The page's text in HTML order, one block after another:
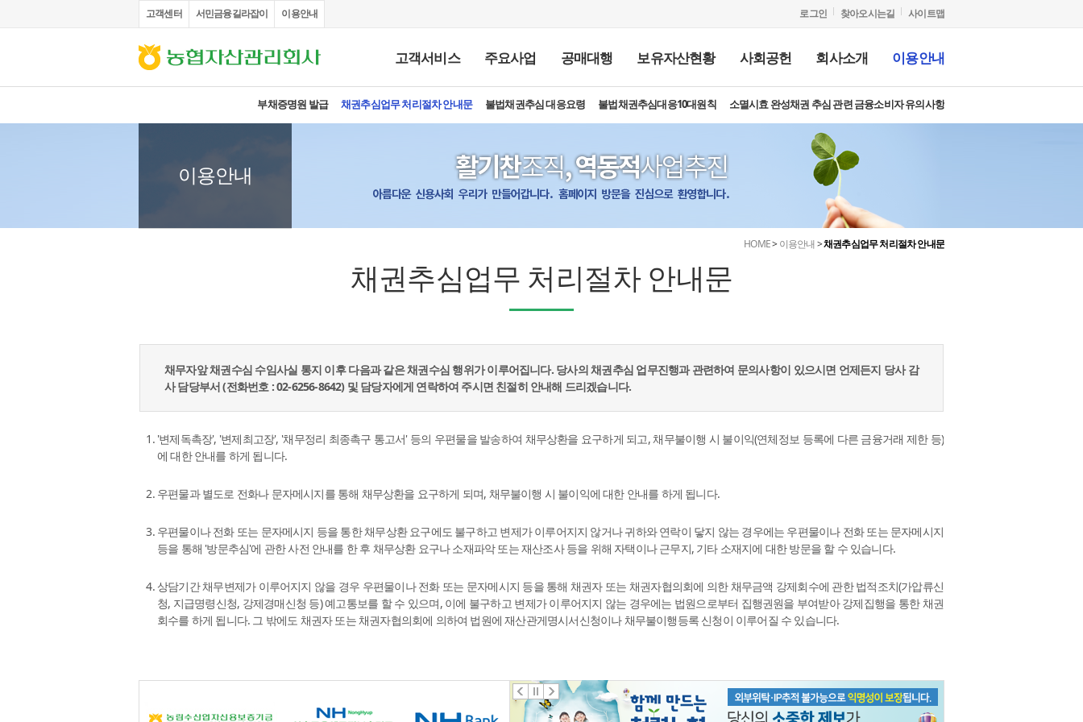
고객센터 서민금융길라잡이 이용안내 로그인 찾아오시는길 사이트맵
고객서비스
FAQ 고객의 소리
주요사업
개요 채권추심 부실자산 인수 임대차조사 재산조사
공매대행
공매업무 금차공매안내 공매결과 매각위임 절차안내 입찰절차 및 유의사항
보유자산현황
경매 공매 추천물건
사회공헌
공지사항 사회공헌활동 보도자료
회사소개
인사말 설립목적 및 비전 연혁 조직도 지사무소 소개 찾아오시는길 채용정보 윤리경영 안전보건 서민금융길라잡이
이용안내
부채증명원 발급 채권추심업무 처리절차 안내문 불법채권추심 대응요령 불법채권추심대응10대원칙 소멸시효 완성채권 추심 관련 금융소비자 유의사항
이용안내
HOME>이용안내>채권추심업무 처리절차 안내문
채권추심업무 처리절차 안내문
채무자앞 채권수심 수임사실 통지 이후 다음과 같은 채권수심 행위가 이루어집니다. 당사의 채권추심 업무진행과 관련하여 문의사항이 있으시면 언제든지 당사 감
사 담당부서 (전화번호 : 02-6256-8642) 및 담당자에게 연락하여 주시면 친절히 안내해 드리겠습니다.
'변제독촉장', '변제최고장', '채무정리 최종촉구 통고서' 등의 우편물을 발송하여 채무상환을 요구하게 되고, 채무불이행 시 불이익(연체정보 등록에 다른 금융거래 제한 등)
에 대한 안내를 하게 됩니다.
우편물과 별도로 전화나 문자메시지를 통해 채무상환을 요구하게 되며, 채무불이행 시 불이익에 대한 안내를 하게 됩니다.
우편물이나 전화 또는 문자메시지 등을 통한 채무상환 요구에도 불구하고 변제가 이루어지지 않거나 귀하와 연락이 닿지 않는 경우에는 우편물이나 전화 또는 문자메시지
등을 통해 '방문추심'에 관한 사전 안내를 한 후 채무상환 요구나 소재파악 또는 재산조사 등을 위해 자택이나 근무지, 기타 소재지에 대한 방문을 할 수 있습니다.
상담기간 채무변제가 이루어지지 않을 경우 우편물이나 전화 또는 문자메시지 등을 통해 채권자 또는 채권자협의회에 의한 채무금액 강제회수에 관한 법적조치(가압류신
청, 지급명령신청, 강제경매신청 등) 예고통보를 할 수 있으며, 이에 불구하고 변제가 이루어지지 않는 경우에는 법원으로부터 집행권원을 부여받아 강제집행을 통한 채권
회수를 하게 됩니다. 그 밖에도 채권자 또는 채권자협의회에 의하여 법원에 재산관게명시서신청이나 채무불이행등록 신청이 이루어질 수 있습니다.